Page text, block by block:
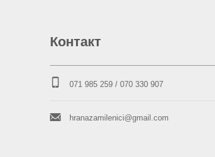
Контакт
071 985 259/ 070 330 907
hranazamilenici@gmail.com